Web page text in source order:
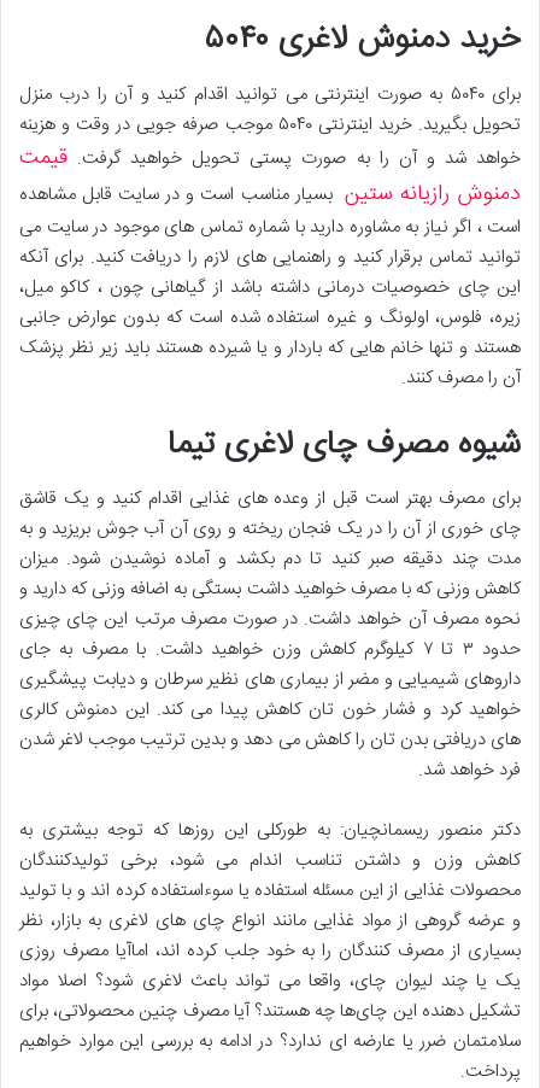
خرید دمنوش لاغری ۵۰۴۰
برای ۵۰۴۰ به صورت اینترنتی می توانید اقدام کنید و آن را درب منزل
تحویل بگیرید. خرید اینترنتی ۵۰۴۰ موجب صرفه جویی در وقت و هزینه
خواهد شد و آن را به صورت پستی تحویل خواهید گرفت. قیمت
دمنوش رازیانه ستین بسیار مناسب است و در سایت قابل مشاهده
است ، اگر نیاز به مشاوره دارید با شماره تماس های موجود در سایت می
توانید تماس برقرار کنید و راهنمایی های لازم را دریافت کنید. برای آنکه
این چای خصوصیات درمانی داشته باشد از گیاهانی چون ، کاکو میل،
زیره، فلوس، اولونگ و غیره استفاده شده است که بدون عوارض جانبی
هستند و تنها خانم هایی که باردار و یا شیرده هستند باید زیر نظر پزشک
آن را مصرف کنند.
شیوه مصرف چای لاغری تیما
برای مصرف بهتر است قبل از وعده های غذایی اقدام کنید و یک قاشق
چای خوری از آن را در یک فنجان ریخته و روی آن آب جوش بریزید و به
مدت چند دقیقه صبر کنید تا دم بکشد و آماده نوشیدن شود. میزان
کاهش وزنی که با مصرف خواهید داشت بستگی به اضافه وزنی که دارید و
نحوه مصرف آن خواهد داشت. در صورت مصرف مرتب این چای چیزی
حدود ۳ تا ۷ کیلوگرم کاهش وزن خواهید داشت. با مصرف به جای
داروهای شیمیایی و مضر از بیماری های نظیر سرطان و دیابت پیشگیری
خواهید کرد و فشار خون تان کاهش پیدا می کند. این دمنوش کالری
های دریافتی بدن تان را کاهش می دهد و بدین ترتیب موجب لاغر شدن
فرد خواهد شد.
دکتر منصور ریسمانچیان: به طورکلی این روزها که توجه بیشتری به
کاهش وزن و داشتن تناسب اندام می شود، برخی تولید‌کنندگان
محصولات غذایی از این مسئله استفاده یا سوءاستفاده کرده اند و با تولید
و عرضه گروهی از مواد غذایی مانند انواع چای های لاغری به بازار، نظر
بسیاری از مصرف کنندگان را به خود جلب کرده اند، اماآیا مصرف روزی
یک یا چند لیوان چای، واقعا می تواند باعث لاغری شود؟ اصلا مواد
تشکیل دهنده این چای‌ها چه هستند؟ آیا مصرف چنین محصولاتی، برای
سلامتمان ضرر یا عارضه ای ندارد؟ در ادامه به بررسی این موارد خواهیم
پرداخت.